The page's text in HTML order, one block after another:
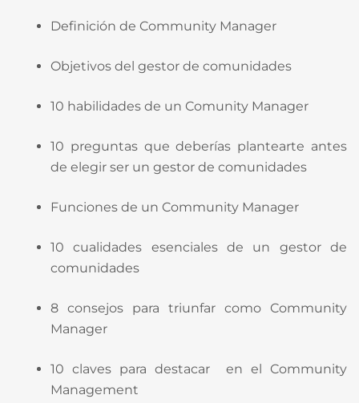
Definición de Community Manager
Objetivos del gestor de comunidades
10 habilidades de un Comunity Manager
10 preguntas que deberías plantearte antes
de elegir ser un gestor de comunidades
Funciones de un Community Manager
10 cualidades esenciales de un gestor de
comunidades
8 consejos para triunfar como Community
Manager
10 claves para destacar en el Community
Management